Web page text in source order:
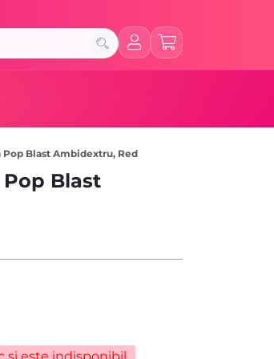
Blast Ambidextru, Red
Blast